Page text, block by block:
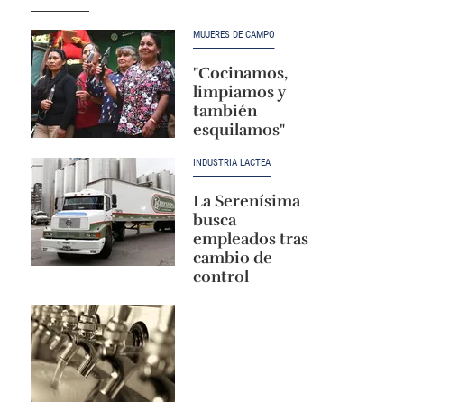
MUJERES DE CAMPO
"Cocinamos,
limpiamos y
también
esquilamos"
INDUSTRIA LÁCTEA
La Serenísima
busca
empleados tras
cambio de
control